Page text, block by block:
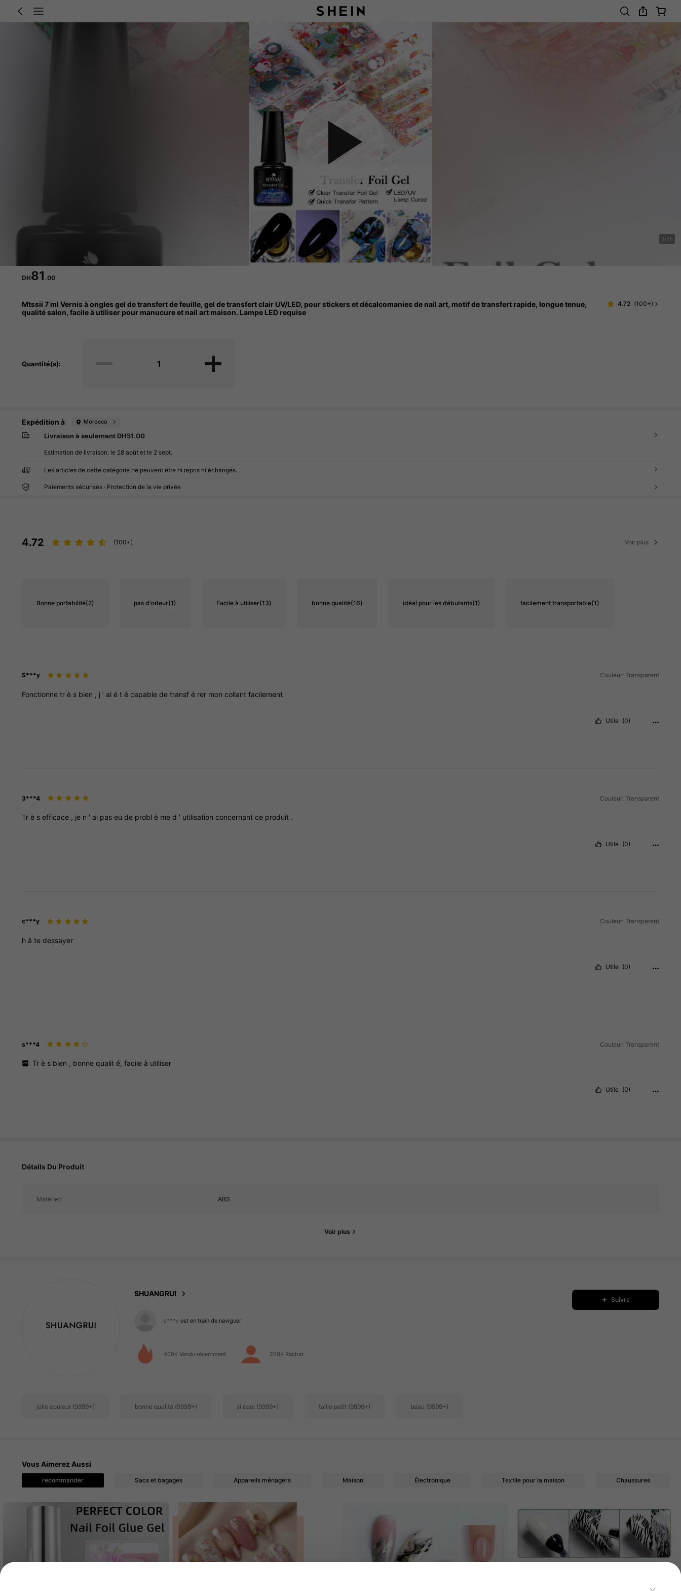
1/11
DH81 .00
Mtssii 7 ml Vernis à ongles gel de transfert de feuille, gel de transfert clair UV/LED, pour stickers et décalcomanies de nail art, motif de transfert rapide, longue tenue,
qualité salon, facile à utiliser pour manucure et nail art maison. Lampe LED requise
4.72 (100+)
Quantité(s):
Expédition à Morocco
Livraison à seulement DH51.00
Estimation de livraison: le 28 août et le 2 sept.
Les articles de cette catégorie ne peuvent être ni repris ni échangés.
Paiements sécurisés · Protection de la vie privée
4.72 (100+) Voir plus
Bonne portabilité(2) pas d'odeur(1) Facile à utiliser(13) bonne qualité(16) idéal pour les débutants(1) facilement transportable(1)
S***y Couleur: Transparent
Fonctionne tr è s bien , j ’ ai é t é capable de transf é rer mon collant facilement
Utile (0)
3***4 Couleur: Transparent
Tr è s efficace , je n ' ai pas eu de probl è me d ' utilisation concernant ce produit .
Utile (0)
c***y Couleur: Transparent
h â te dessayer
Utile (0)
s***4 Couleur: Transparent
Trè s bien , bonnequalité,facile à utiliser
Utile (0)
Détails Du Produit
Matériel: ABS
Voir plus
SHUANGRUI
21K Suiveurs
4.87
21K Suiveurs
Suivre
400K Vendu récemment 200K Rachat
jolie couleur (9999+) bonne qualité (9999+) si cool (9999+) taille petit (9999+) beau (9999+)
Vous Aimerez Aussi
recommander Sacs et bagages Appareils ménagers Maison Électronique Textile pour la maison Chaussures